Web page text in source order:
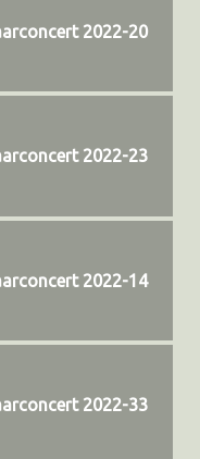
2022-20
2022-23
2022-14
2022-33